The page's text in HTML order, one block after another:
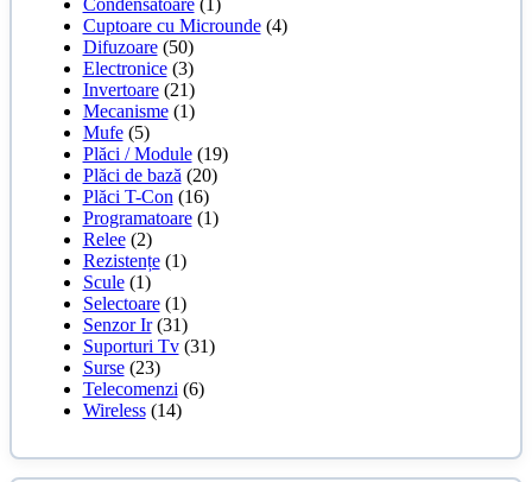
Cuptoare cu Microunde (4)
Difuzoare (50)
Electronice (3)
Invertoare (21)
Mecanisme (1)
Mufe (5)
Plăci / Module (19)
Plăci de bază (20)
Plăci T-Con (16)
Programatoare (1)
Relee (2)
Rezistențe (1)
Scule (1)
Selectoare (1)
Senzor Ir (31)
Suporturi Tv (31)
Surse (23)
Telecomenzi (6)
Wireless (14)